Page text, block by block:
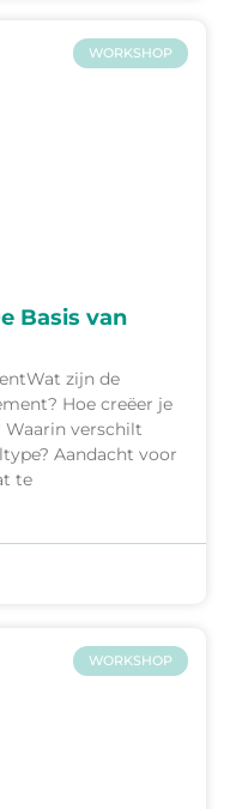
WORKSHOP
Basis van
zijn de
Hoe creëer je
Waarin verschilt
Aandacht voor
te
WORKSHOP